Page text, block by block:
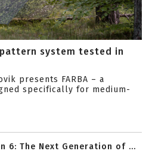
pattern system tested in
presents FARBA – a
specifically for medium-
6: The Next Generation of ...